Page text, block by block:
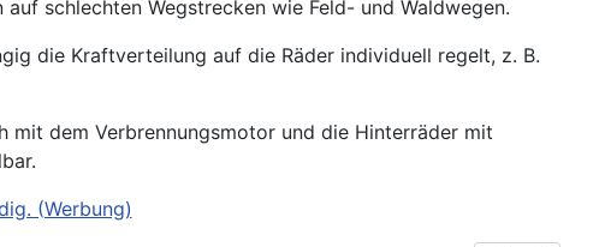
schlechten Wegstrecken wie Feld- und Waldwegen.
die Kraftverteilung auf die Räder individuell regelt, z. B.
mit dem Verbrennungsmotor und die Hinterräder mit
(Werbung)